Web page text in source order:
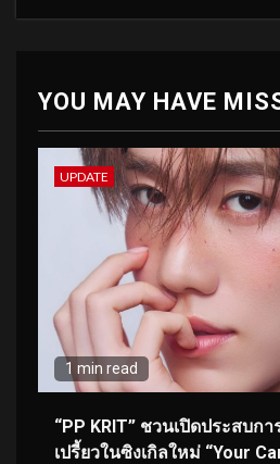
YOU MAY HAVE
UPDATE
1 min read
“PP KRIT” ชวนเปิดประสบ
เปรี้ยวในซิงเกิลใหม่ “Your